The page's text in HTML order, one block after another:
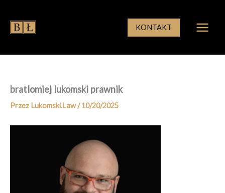
treści
KONTAKT
bratlomiej lukomski prawnik
Przez Lukomski.Law/10/20/2025